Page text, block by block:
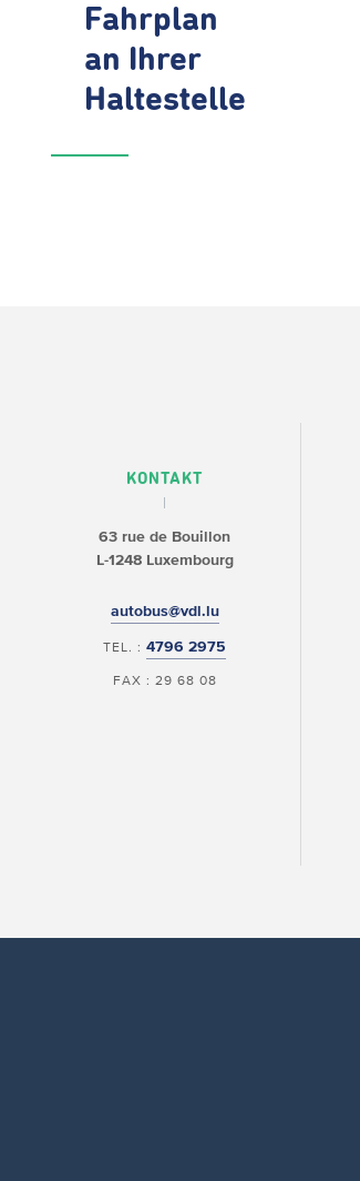
Fahrplan
an Ihrer
Haltestelle
KONTAKT
63 rue de Bouillon
L-1248 Luxembourg
autobus@vdl.lu
TEL. :4796 2975
FAX : 29 68 08